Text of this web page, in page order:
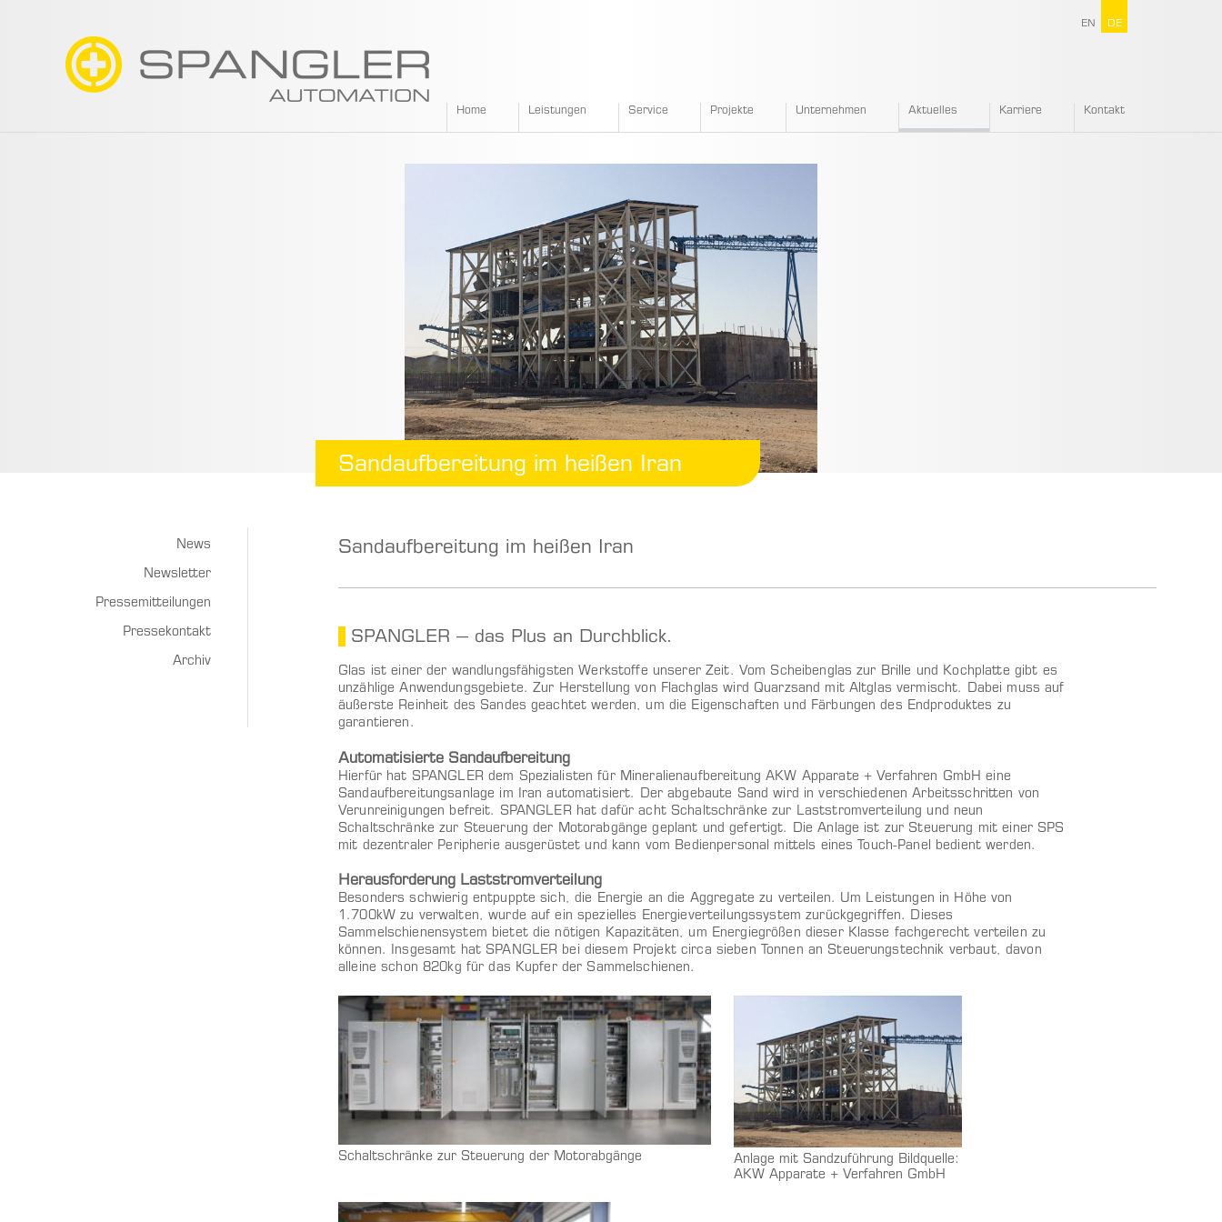
SPANGLER
Home Leistungen Service Projekte Unternehmen Aktuelles Karriere Kontakt
Sandaufbereitung im heißen Iran
News
Newsletter
Pressemitteilungen
Pressekontakt
Archiv
Sandaufbereitung im heißen Iran
SPANGLER – das Plus an Durchblick.
Glas ist einer der wandlungsfähigsten Werkstoffe unserer Zeit. Vom Scheibenglas zur Brille und Kochplatte gibt es
unzählige Anwendungsgebiete.Zur Herstellung von Flachglas wird Quarzsand mit Altglas vermischt. Dabei muss auf
äußerste Reinheit des Sandes geachtet werden, um die Eigenschaften und Färbungen des Endproduktes zu
garantieren.
Automatisierte Sandaufbereitung
Hierfür hat SPANGLER dem Spezialisten für Mineralienaufbereitung AKW Apparate + Verfahren GmbH eine
Sandaufbereitungsanlage im Iran automatisiert. Der abgebaute Sand wird in verschiedenen Arbeitsschritten von
Verunreinigungen befreit. SPANGLER hat dafür acht Schaltschränke zur Laststromverteilung und neun
Schaltschränke zur Steuerung der Motorabgänge geplant und gefertigt. Die Anlage ist zur Steuerung mit einer SPS
mit dezentraler Peripherie ausgerüstet und kann vom Bedienpersonal mittels eines Touch-Panel bedient werden.
Herausforderung Laststromverteilung
Besonders schwierig entpuppte sich, die Energie an die Aggregate zu verteilen. Um Leistungen in Höhe von
1.700kW zu verwalten, wurde auf ein spezielles Energieverteilungssystem zurückgegriffen. Dieses
Sammelschienensystem bietet die nötigen Kapazitäten, um Energiegrößen dieser Klasse fachgerecht verteilen zu
können. Insgesamt hat SPANGLER bei diesem Projekt circa sieben Tonnen an Steuerungstechnik verbaut, davon
alleine schon 820kg für das Kupfer der Sammelschienen.
Schaltschränke zur Steuerung der Motorabgänge
Anlage mit Sandzuführung Bildquelle:
AKW Apparate + Verfahren GmbH
EN DE